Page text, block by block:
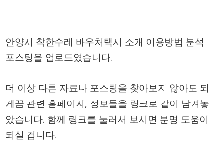
안양시 착한수레 바우처택시 소개 이용방법 분석
포스팅을 업로드였습니다.
더 이상 다른 자료나 포스팅을 찾아보지 않아도 되
게끔 관련 홈페이지, 정보들을 링크로 같이 남겨놓
았습니다. 함께 링크를 눌러서 보시면 분명 도움이
되실 겁니다.